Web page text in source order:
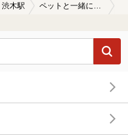
渋木駅 ペットと一緒に楽しめる渋木駅近くの温泉、日帰り温泉、スーパー銭湯おすすめ